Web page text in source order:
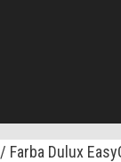
/ Farba Dulux